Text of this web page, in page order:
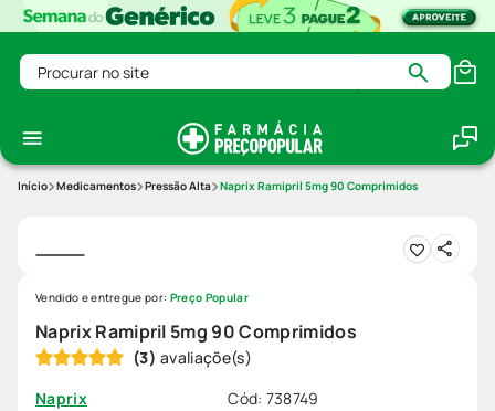
Procurar no site
Medicamentos Pressão Alta Naprix Ramipril 5mg 90 Comprimidos
Naprix Ramipril 5mg 90 Comprimidos
(3)
Naprix
Cód: 738749
Vendido e entregue por: Preço Popular